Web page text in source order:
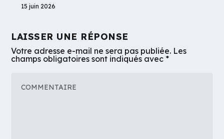
15 juin 2026
LAISSER UNE RÉPONSE
Votre adresse e-mail ne sera pas publiée. Les
champs obligatoires sont indiqués avec *